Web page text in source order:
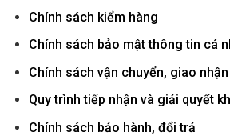
Chính sách kiểm hàng
Chính sách bảo mật thông tin cá
Chính sách vận chuyển, giao nhận
Quy trình tiếp nhận và giải quyết
Chính sách bảo hành, đổi trả